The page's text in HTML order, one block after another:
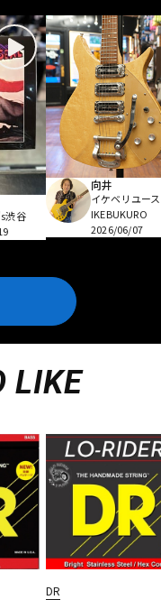
渋谷
向井
イケベリユース
IKEBUKURO
2026/06/07
LIKE
DR